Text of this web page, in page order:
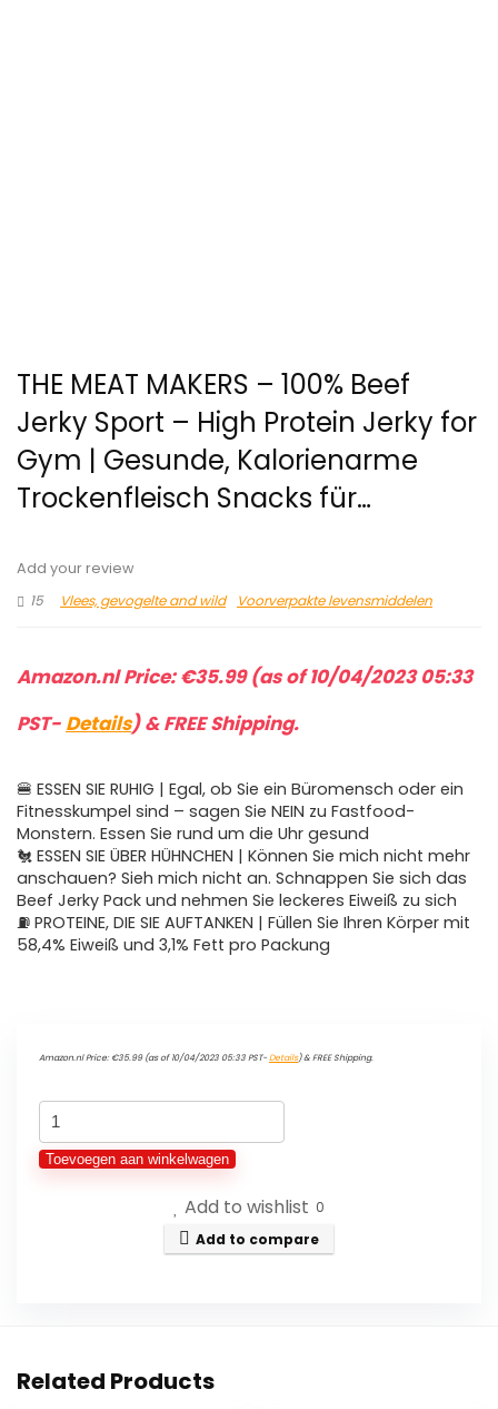
THE MEAT MAKERS – 100% Beef
Jerky Sport – High Protein Jerky for
Gym | Gesunde, Kalorienarme
Trockenfleisch Snacks für…
Add your review
15
Vlees, gevogelte and wild Voorverpakte levensmiddelen
Amazon.nl Price:€35.99(as of 10/04/2023 05:33
PST- Details)&FREE Shipping.
🍔 ESSEN SIE RUHIG | Egal, ob Sie ein Büromensch oder ein
Fitnesskumpel sind – sagen Sie NEIN zu Fastfood-
Monstern. Essen Sie rund um die Uhr gesund
🐔 ESSEN SIE ÜBER HÜHNCHEN | Können Sie mich nicht mehr
anschauen? Sieh mich nicht an. Schnappen Sie sich das
Beef Jerky Pack und nehmen Sie leckeres Eiweiß zu sich
⛽ PROTEINE, DIE SIE AUFTANKEN | Füllen Sie Ihren Körper mit
58,4% Eiweiß und 3,1% Fett pro Packung
Amazon.nl Price: €35.99(as of 10/04/2023 05:33 PST-Details)&FREE Shipping.
THE
MEAT
MAKERS
High
Toevoegen aan winkelwagen
Add to wishlist 0
Add to compare
Related Products